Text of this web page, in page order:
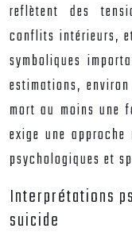
reflètent des
conflits intérieurs,
symboliques
estimations,
mort au moins une
exige une
psychologiques et
Interprétations
suicide